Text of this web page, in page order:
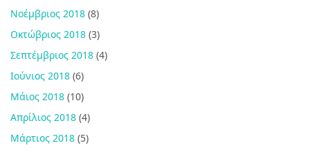
Νοέμβριος 2018 (8)
Οκτώβριος 2018 (3)
Σεπτέμβριος 2018 (4)
Ιούνιος 2018 (6)
Μάιος 2018 (10)
Απρίλιος 2018 (4)
Μάρτιος 2018 (5)